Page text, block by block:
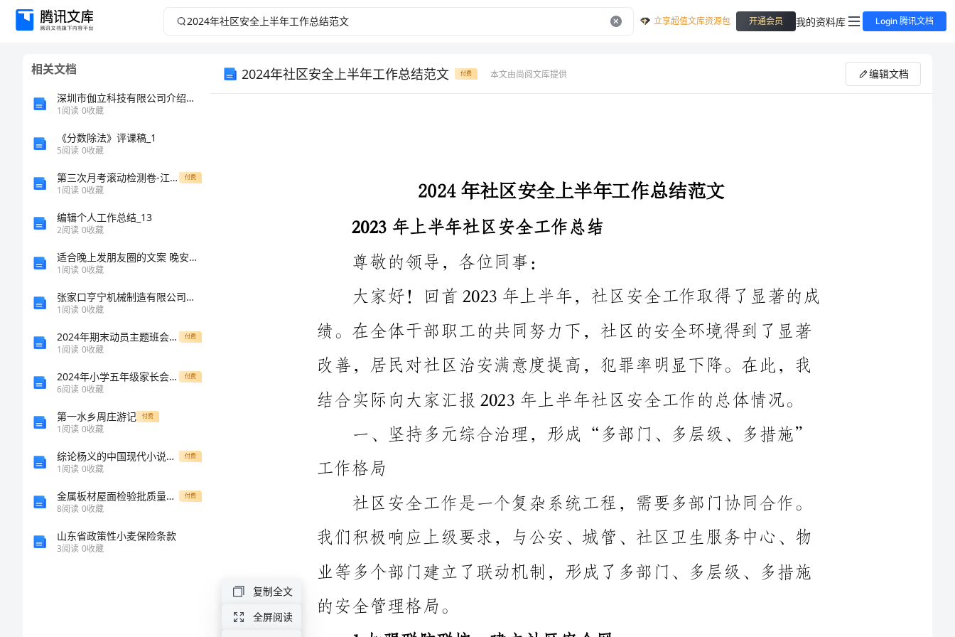
2024
2024
立享超值文库资源包 开通会员 我的资料库 Login 腾讯文档
相关文档
深圳市伽立科技有限公司介绍企业发展分析报告
1阅读 0收藏
《分数除法》评课稿_1
5阅读 0收藏
第三次月考滚动检测卷-江苏南通市田家炳中学北师大版物理九年级电磁现象专题测评A卷（附答案详解） 付费
1阅读 0收藏
编辑个人工作总结_13
2阅读 0收藏
适合晚上发朋友圈的文案 晚安语录心情句子
1阅读 0收藏
张家口亨宁机械制造有限公司介绍企业发展分析报告
1阅读 0收藏
2024年期末动员主题班会范文 付费
1阅读 0收藏
2024年小学五年级家长会开学初班主任发言稿 付费
6阅读 0收藏
第一水乡周庄游记 付费
1阅读 0收藏
综论杨义的中国现代小说研究 付费
1阅读 0收藏
金属板材屋面检验批质量验收记录表 付费
8阅读 0收藏
山东省政策性小麦保险条款
3阅读 0收藏
2024年社区安全上半年工作总结范文 付费 本文由尚阅文库提供 编辑文档
内部巡查力度，形成了街面巡逻队伍和内部巡查网格，实现了对
2023年上半年社区安全工作总结
改善，居民对社区治安满意度提高，犯罪率明显下降。在此，我
结合实际向大家汇报2023年上半年社区安全工作的总体情况。
社区安全工作是一个复杂系统工程，需要多部门协同合作。
我们积极响应上级要求，与公安、城管、社区卫生服务中心、物
针对社区安全隐患，我们与公安机关合作，加强街面巡逻和
复制全文
全屏阅读